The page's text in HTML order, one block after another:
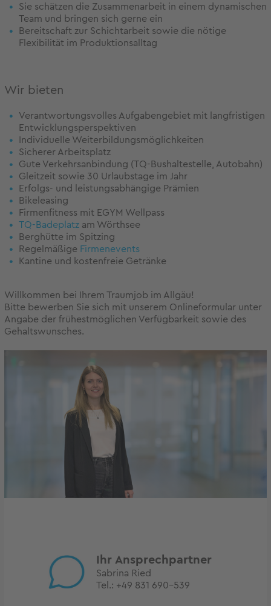
Sie schätzen die Zusammenarbeit in einem dynamischen
Team und bringen sich gerne ein
Bereitschaft zur Schichtarbeit sowie die nötige
Flexibilität im Produktionsalltag
Wir bieten
Verantwortungsvolles Aufgabengebiet mit langfristigen
Entwicklungsperspektiven
Individuelle Weiterbildungsmöglichkeiten
Sicherer Arbeitsplatz
Gute Verkehrsanbindung (TQ-Bushaltestelle, Autobahn)
Gleitzeit sowie 30 Urlaubstage im Jahr
Erfolgs- und leistungsabhängige Prämien
Bikeleasing
Firmenfitness mit EGYM Wellpass
TQ-Badeplatz am Wörthsee
Berghütte im Spitzing
Regelmäßige Firmenevents
Kantine und kostenfreie Getränke
Willkommen bei Ihrem Traumjob im Allgäu!
Bitte bewerben Sie sich mit unserem Onlineformular unter
Angabe der frühestmöglichen Verfügbarkeit sowie des
Gehaltswunsches.
Ihr Ansprechpartner
Sabrina Ried
Tel.: +49 831 690-539